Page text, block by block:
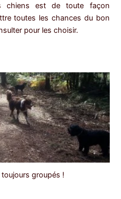
chiens est de toute façon
toutes les chances du bon
pour les choisir.
groupés !